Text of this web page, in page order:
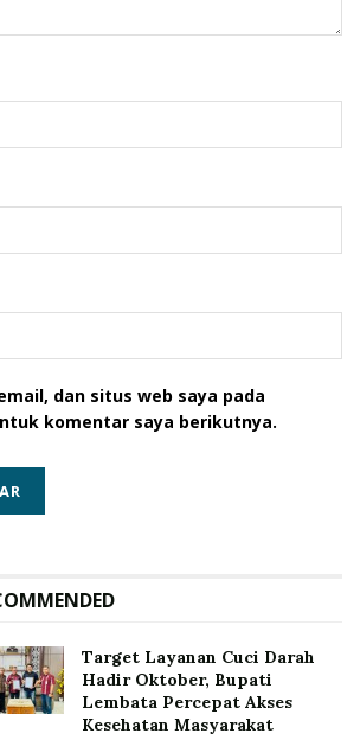
dan situs web saya pada
komentar saya berikutnya.
Target Layanan Cuci Darah
Hadir Oktober, Bupati
Lembata Percepat Akses
Kesehatan Masyarakat